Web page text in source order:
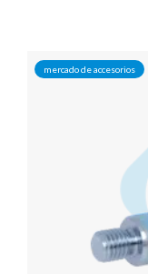
mercado de accesorios